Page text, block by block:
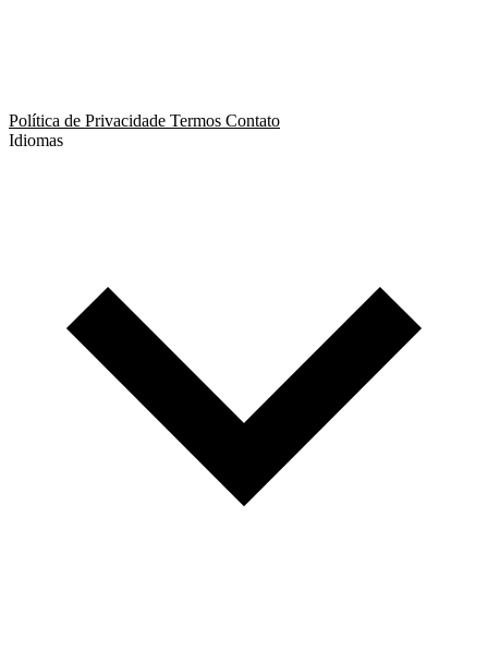
Política de Privacidade Termos Contato
Idiomas